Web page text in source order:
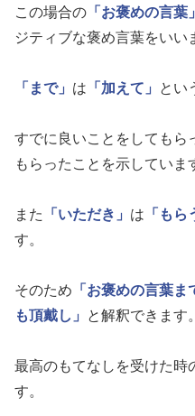
この場合の 「お褒めの言葉」
ジティブな褒め言葉をいい
「まで」 は 「加えて」 とい
すでに良いことをしてもら
もらったことを示していま
また 「いただき」 は 「もら
す。
そのため 「お褒めの言葉ま
も頂戴し」
と解釈できます。
最高のもてなしを受けた時
す。